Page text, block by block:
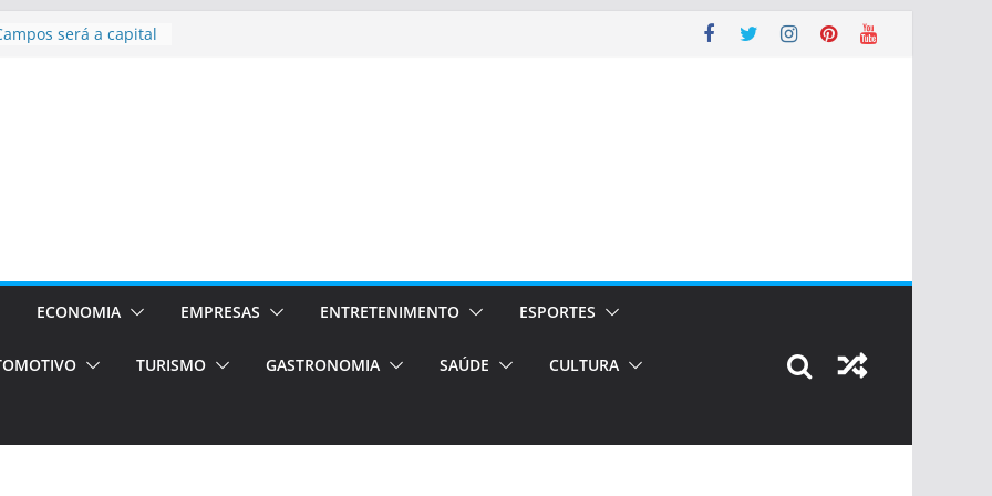
bolsas –
para o segundo
únicas e
de volta!
Estão
Orientados
de alto padrão
ECONOMIA EMPRESAS ENTRETENIMENTO ESPORTES
TURISMO GASTRONOMIA SAÚDE CULTURA